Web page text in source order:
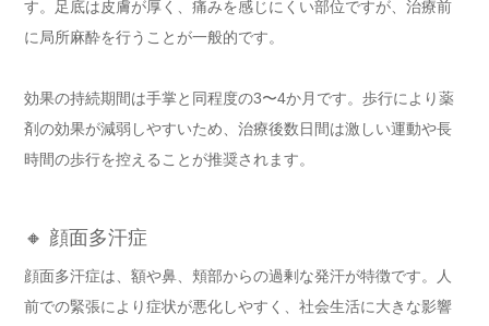
す。足底は皮膚が厚く、痛みを感じにくい部位ですが、治療前
に局所麻酔を行うことが一般的です。
効果の持続期間は手掌と同程度の3〜4か月です。歩行により薬
剤の効果が減弱しやすいため、治療後数日間は激しい運動や長
時間の歩行を控えることが推奨されます。
🔸 顔面多汗症
顔面多汗症は、額や鼻、頬部からの過剰な発汗が特徴です。人
前での緊張により症状が悪化しやすく、社会生活に大きな影響